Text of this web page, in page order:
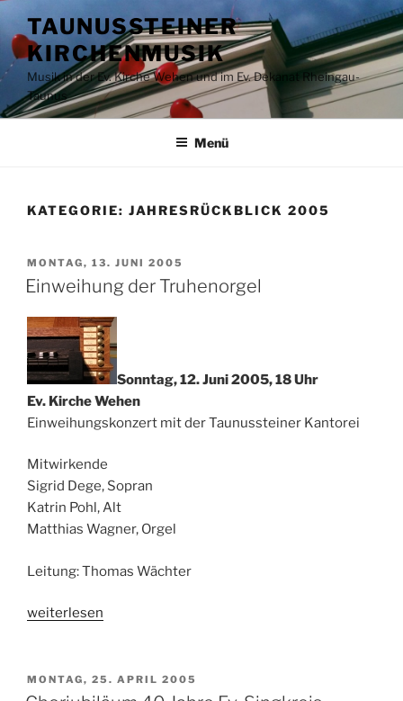
Inhalt
springen
TAUNUSSTEINER
KIRCHENMUSIK
Musik in der Ev. Kirche Wehen und im Ev. Dekanat Rheingau-
Taunus
Menü
KATEGORIE: JAHRESRÜCKBLICK 2005
VERÖFFENTLICHT
AM
MONTAG, 13. JUNI 2005
Einweihung der Truhenorgel
Sonntag, 12. Juni 2005, 18 Uhr
Ev. Kirche Wehen
Einweihungskonzert mit der Taunussteiner Kantorei
Mitwirkende
Sigrid Dege, Sopran
Katrin Pohl, Alt
Matthias Wagner, Orgel
Leitung: Thomas Wächter
„Einweihung
weiterlesen
VERÖFFENTLICHT
AM
MONTAG, 25. APRIL 2005